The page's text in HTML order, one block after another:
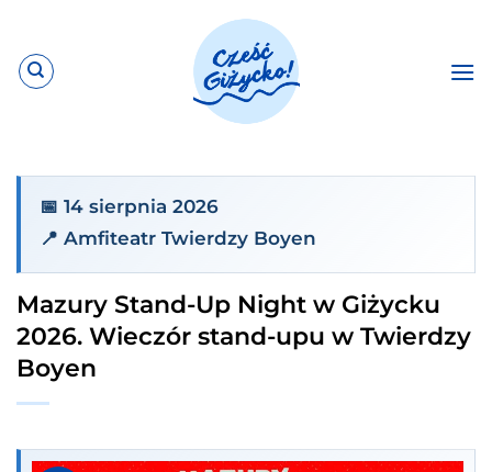
zawartości
📅 14 sierpnia 2026
📍 Amfiteatr Twierdzy Boyen
Mazury Stand-Up Night w Giżycku
2026. Wieczór stand-upu w Twierdzy
Boyen